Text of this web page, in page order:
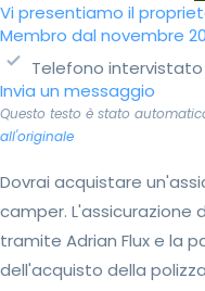
Vi presentiamo il
Membro dal novembre
Telefono
Invia un messaggio
Questo testo è stato
all'originale
Dovrai acquistare
camper.
tramite Adrian Flux e la
dell'acquisto della